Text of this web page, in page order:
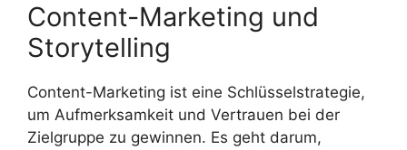
Content-Marketing und
Storytelling
Content-Marketing ist eine Schlüsselstrategie,
um Aufmerksamkeit und Vertrauen bei der
Zielgruppe zu gewinnen. Es geht darum,